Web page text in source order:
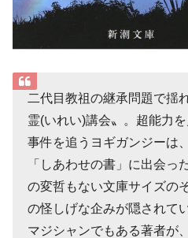
二代目教祖の継承問題で揺
霊(いれい)講会〟。超能力
事件を追うヨギガンジーは
「しあわせの書」に出会っ
の変哲もない文庫サイズの
の怪しげな企みが隠されて
マジシャンでもある著者が